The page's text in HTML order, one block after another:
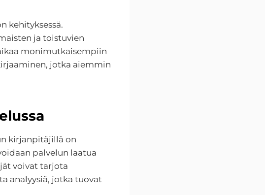
kehityksessä.
ja toistuvien
monimutkaisempiin
jotka aiemmin
kirjanpitäjillä on
palvelun laatua
voivat tarjota
analyysiä, jotka tuovat